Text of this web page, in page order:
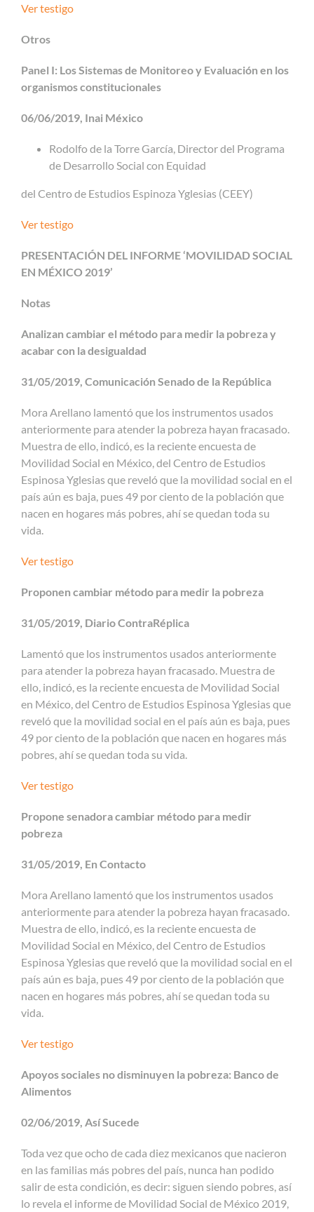
Ver testigo
Otros
Panel I: Los Sistemas de Monitoreo y Evaluación en los
organismos constitucionales
06/06/2019, Inai México
Rodolfo de la Torre García, Director del Programa
de Desarrollo Social con Equidad
del Centro de Estudios Espinoza Yglesias (CEEY)
Ver testigo
PRESENTACIÓN DEL INFORME ‘MOVILIDAD SOCIAL
EN MÉXICO 2019’
Notas
Analizan cambiar el método para medir la pobreza y
acabar con la desigualdad
31/05/2019, Comunicación Senado de la República
Mora Arellano lamentó que los instrumentos usados
anteriormente para atender la pobreza hayan fracasado.
Muestra de ello, indicó, es la reciente encuesta de
Movilidad Social en México, del Centro de Estudios
Espinosa Yglesias que reveló que la movilidad social en el
país aún es baja, pues 49 por ciento de la población que
nacen en hogares más pobres, ahí se quedan toda su
vida.
Ver testigo
Proponen cambiar método para medir la pobreza
31/05/2019, Diario ContraRéplica
Lamentó que los instrumentos usados anteriormente
para atender la pobreza hayan fracasado. Muestra de
ello, indicó, es la reciente encuesta de Movilidad Social
en México, del Centro de Estudios Espinosa Yglesias que
reveló que la movilidad social en el país aún es baja, pues
49 por ciento de la población que nacen en hogares más
pobres, ahí se quedan toda su vida.
Ver testigo
Propone senadora cambiar método para medir
pobreza
31/05/2019, En Contacto
Mora Arellano lamentó que los instrumentos usados
anteriormente para atender la pobreza hayan fracasado.
Muestra de ello, indicó, es la reciente encuesta de
Movilidad Social en México, del Centro de Estudios
Espinosa Yglesias que reveló que la movilidad social en el
país aún es baja, pues 49 por ciento de la población que
nacen en hogares más pobres, ahí se quedan toda su
vida.
Ver testigo
Apoyos sociales no disminuyen la pobreza: Banco de
Alimentos
02/06/2019, Así Sucede
Toda vez que ocho de cada diez mexicanos que nacieron
en las familias más pobres del país, nunca han podido
salir de esta condición, es decir: siguen siendo pobres, así
lo revela el informe de Movilidad Social de México 2019,